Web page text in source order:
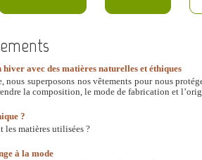
avec des matières naturelles et éthiques
nous superposons nos vêtements pour nous
la composition, le mode de fabrication et
?
les matières utilisées ?
à la mode